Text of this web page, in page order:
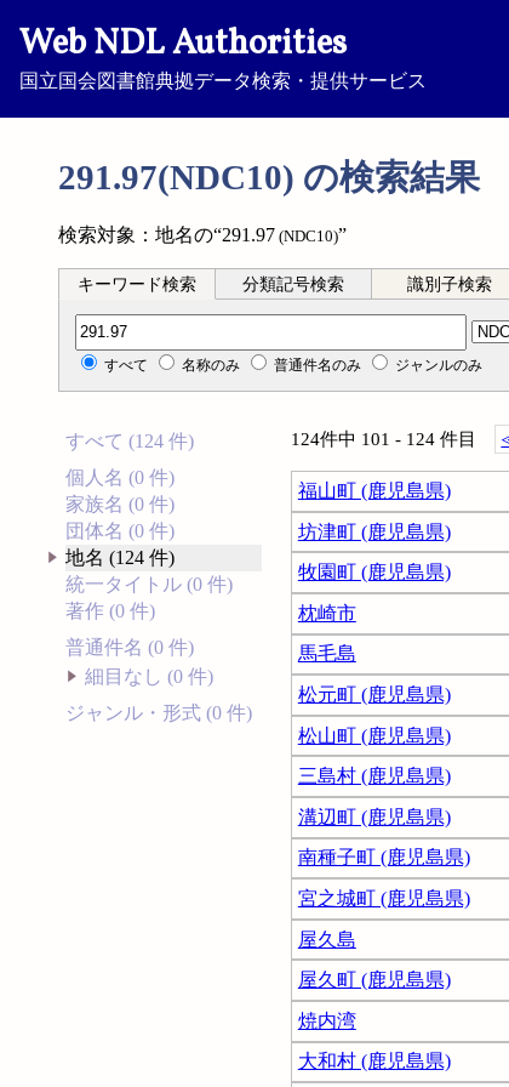
Web NDL Authorities
国立国会図書館典拠データ検索・提供サービス
291.97(NDC10) の検索結果
検索対象：地名の“291.97 (NDC10)”
キーワード検索 分類記号検索 識別子検索
分類記号検索
すべて 名称のみ 普通件名のみ ジャンルのみ
すべて (124 件)
個人名 (0 件)
家族名 (0 件)
団体名 (0 件)
地名 (124 件)
統一タイトル (0 件)
著作 (0 件)
普通件名 (0 件)
細目なし (0 件)
ジャンル・形式 (0 件)
124件中 101 - 124 件目
福山町 (鹿児島県)
坊津町 (鹿児島県)
牧園町 (鹿児島県)
枕崎市
馬毛島
松元町 (鹿児島県)
松山町 (鹿児島県)
三島村 (鹿児島県)
溝辺町 (鹿児島県)
南種子町 (鹿児島県)
宮之城町 (鹿児島県)
屋久島
屋久町 (鹿児島県)
焼内湾
大和村 (鹿児島県)